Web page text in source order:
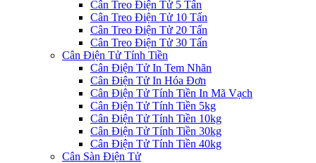
Cân Treo Điện Tử 5 Tấn
Cân Treo Điện Tử 10 Tấn
Cân Treo Điện Tử 20 Tấn
Cân Treo Điện Tử 30 Tấn
Cân Điện Tử Tính Tiền
Cân Điện Tử In Tem Nhãn
Cân Điện Tử In Hóa Đơn
Cân Điện Tử Tính Tiền In Mã Vạch
Cân Điện Tử Tính Tiền 5kg
Cân Điện Tử Tính Tiền 10kg
Cân Điện Tử Tính Tiền 30kg
Cân Điện Tử Tính Tiền 40kg
Cân Sàn Điện Tử